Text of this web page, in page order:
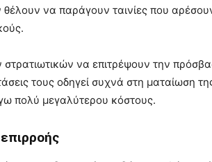
να παράγουν ταινίες που
να επιτρέψουν την
τους οδηγεί συχνά στη ματαίωση
πολύ μεγαλύτερου κόστους.